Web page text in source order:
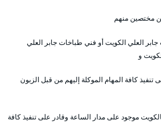
مختصين منهم
العلي الكويت أو فني طباخات جابر العلي
و
تنفيذ كافة المهام الموكلة إليهم من قبل الزبون
موجود على مدار الساعة وقادر على تنفيذ كافة